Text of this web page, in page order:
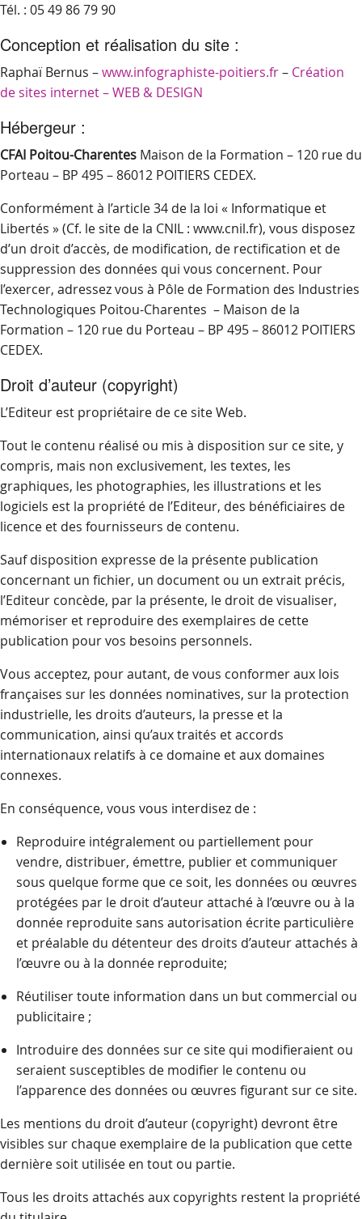
Tél. : 05 49 86 79 90
Conception et réalisation du site :
Raphaï Bernus –www.infographiste-poitiers.fr– Création
de sites internet – WEB & DESIGN
Hébergeur :
CFAI Poitou-Charentes Maison de la Formation – 120 rue du
Porteau – BP 495 – 86012 POITIERS CEDEX.
Conformément à l’article 34 de la loi « Informatique et
Libertés » (Cf. le site de la CNIL : www.cnil.fr), vous disposez
d’un droit d’accès, de modification, de rectification et de
suppression des données qui vous concernent. Pour
l’exercer, adressez vous à Pôle de Formation des Industries
Technologiques Poitou-Charentes – Maison de la
Formation – 120 rue du Porteau – BP 495 – 86012 POITIERS
CEDEX.
Droit d’auteur (copyright)
L’Editeur est propriétaire de ce site Web.
Tout le contenu réalisé ou mis à disposition sur ce site, y
compris, mais non exclusivement, les textes, les
graphiques, les photographies, les illustrations et les
logiciels est la propriété de l’Editeur, des bénéficiaires de
licence et des fournisseurs de contenu.
Sauf disposition expresse de la présente publication
concernant un fichier, un document ou un extrait précis,
l’Editeur concède, par la présente, le droit de visualiser,
mémoriser et reproduire des exemplaires de cette
publication pour vos besoins personnels.
Vous acceptez, pour autant, de vous conformer aux lois
françaises sur les données nominatives, sur la protection
industrielle, les droits d’auteurs, la presse et la
communication, ainsi qu’aux traités et accords
internationaux relatifs à ce domaine et aux domaines
connexes.
En conséquence, vous vous interdisez de :
Reproduire intégralement ou partiellement pour
vendre, distribuer, émettre, publier et communiquer
sous quelque forme que ce soit, les données ou œuvres
protégées par le droit d’auteur attaché à l’œuvre ou à la
donnée reproduite sans autorisation écrite particulière
et préalable du détenteur des droits d’auteur attachés à
l’œuvre ou à la donnée reproduite;
Réutiliser toute information dans un but commercial ou
publicitaire ;
Introduire des données sur ce site qui modifieraient ou
seraient susceptibles de modifier le contenu ou
l’apparence des données ou œuvres figurant sur ce site.
Les mentions du droit d’auteur (copyright) devront être
visibles sur chaque exemplaire de la publication que cette
dernière soit utilisée en tout ou partie.
Tous les droits attachés aux copyrights restent la propriété